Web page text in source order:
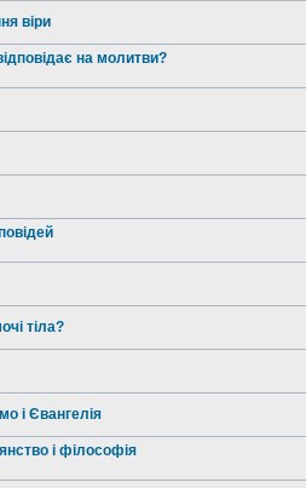
віри
на молитви?
тіла?
і Євангелія
і філософія